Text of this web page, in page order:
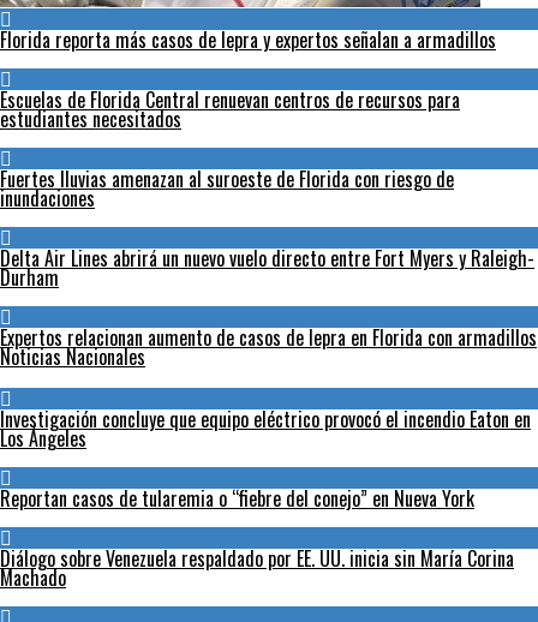
Florida reporta más casos de lepra y expertos señalan a armadillos
Escuelas de Florida Central renuevan centros de recursos para
estudiantes necesitados
Fuertes lluvias amenazan al suroeste de Florida con riesgo de
inundaciones
Delta Air Lines abrirá un nuevo vuelo directo entre Fort Myers y Raleigh-
Durham
Expertos relacionan aumento de casos de lepra en Florida con armadillos
Noticias Nacionales
Investigación concluye que equipo eléctrico provocó el incendio Eaton en
Los Ángeles
Reportan casos de tularemia o “fiebre del conejo” en Nueva York
Diálogo sobre Venezuela respaldado por EE. UU. inicia sin María Corina
Machado